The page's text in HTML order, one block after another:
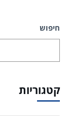
חיפוש
קטגוריות